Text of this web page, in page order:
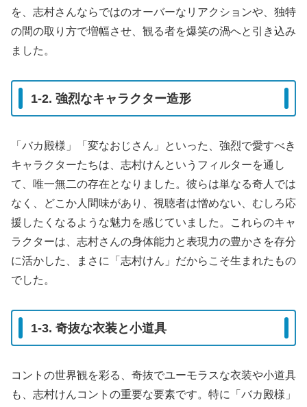
を、志村さんならではのオーバーなリアクションや、独特
の間の取り方で増幅させ、観る者を爆笑の渦へと引き込み
ました。
1-2. 強烈なキャラクター造形
「バカ殿様」「変なおじさん」といった、強烈で愛すべき
キャラクターたちは、志村けんというフィルターを通し
て、唯一無二の存在となりました。彼らは単なる奇人では
なく、どこか人間味があり、視聴者は憎めない、むしろ応
援したくなるような魅力を感じていました。これらのキャ
ラクターは、志村さんの身体能力と表現力の豊かさを存分
に活かした、まさに「志村けん」だからこそ生まれたもの
でした。
1-3. 奇抜な衣装と小道具
コントの世界観を彩る、奇抜でユーモラスな衣装や小道具
も、志村けんコントの重要な要素です。特に「バカ殿様」